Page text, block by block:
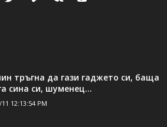
тръгна да гази гаджето си, баща
сина си, шуменец...
12:13:54 PM